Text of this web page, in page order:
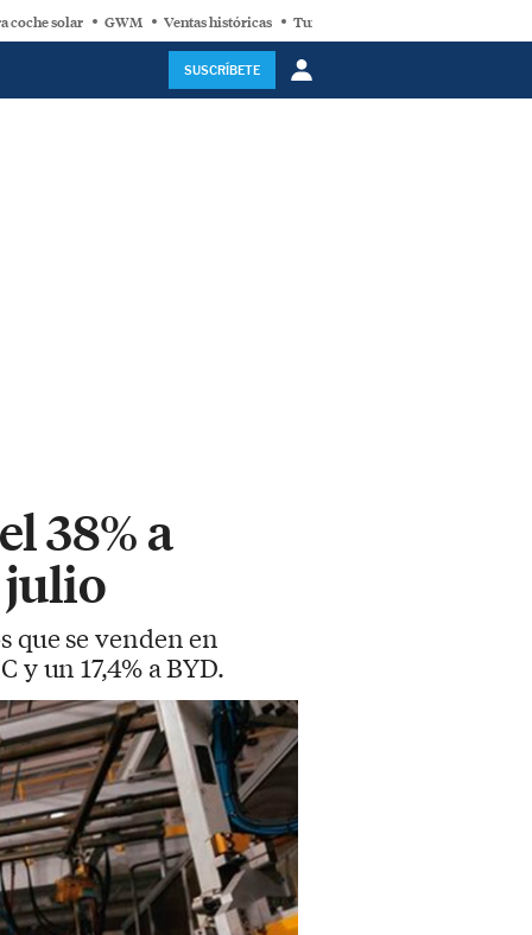
coche solar GWM Ventas históricas Turbina eólica
SUSCRÍBETE
38% a
julio
que se venden en
y un 17,4% a BYD.